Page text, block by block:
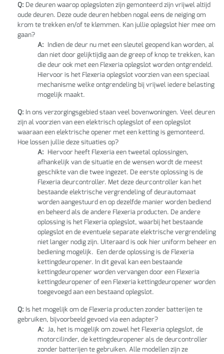
Q: De deuren waarop oplegsloten zijn gemonteerd zijn vrijwel altijd
oude deuren. Deze oude deuren hebben nogal eens de neiging om
krom te trekken en/of te klemmen. Kan jullie oplegslot hier mee om
gaan?
A: Indien de deur nu met een sleutel geopend kan worden, al
dan niet door gelijktijdig aan de greep of knop te trekken, kan
die deur ook met een Flexeria oplegslot worden ontgrendeld.
Hiervoor is het Flexeria oplegslot voorzien van een speciaal
mechanisme welke ontgrendeling bij vrijwel iedere belasting
mogelijk maakt.
Q: In ons verzorgingsgebied staan veel bovenwoningen. Veel deuren
zijn al voorzien van een elektrisch oplegslot of een oplegslot
waaraan een elektrische opener met een ketting is gemonteerd.
Hoe lossen jullie deze situaties op?
A: Hiervoor heeft Flexeria een tweetal oplossingen,
afhankelijk van de situatie en de wensen wordt de meest
geschikte van die twee ingezet. De eerste oplossing is de
Flexeria deurcontroller. Met deze deurcontroller kan het
bestaande elektrische vergrendeling of deurautomaat
worden aangestuurd en op dezelfde manier worden bediend
en beheerd als de andere Flexeria producten. De andere
oplossing is het Flexeria oplegslot, waarbij het bestaande
oplegslot en de eventuele separate elektrische vergrendeling
niet langer nodig zijn. Uiteraard is ook hier uniform beheer en
bediening mogelijk. Een derde oplossing is de Flexeria
kettingdeuropener. In dit geval kan een bestaande
kettingdeuropener worden vervangen door een Flexeria
kettingdeuropener of een Flexeria kettingdeuropener worden
toegevoegd aan een bestaand oplegslot.
Q: Is het mogelijk om de Flexeria producten zonder batterijen te
gebruiken, bijvoorbeeld gevoed via een adapter?
A: Ja, het is mogelijk om zowel het Flexeria oplegslot, de
motorcilinder, de kettingdeuropener als de deurcontroller
zonder batterijen te gebruiken. Alle modellen zijn ze